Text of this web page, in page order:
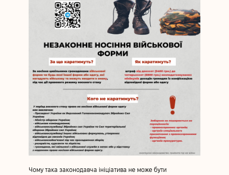
Чому така законодавча ініціатива не може бути